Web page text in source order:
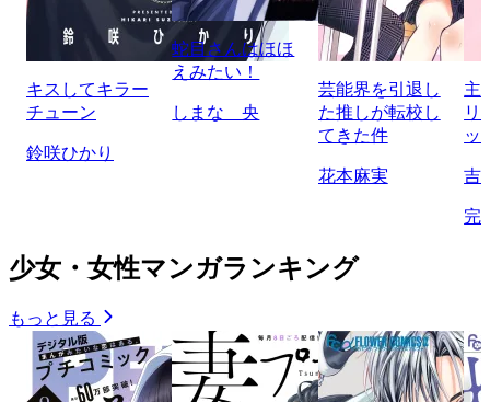
キスしてキラー
チューン
鈴咲ひかり
蛇目さんはほほ
えみたい！
しまな 央
芸能界を引退し
た推しが転校し
てきた件
花本麻実
主
リ
ッ
吉
完
少女・女性マンガランキング
もっと見る